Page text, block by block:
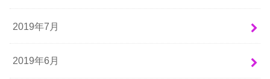
2019年7月
2019年6月